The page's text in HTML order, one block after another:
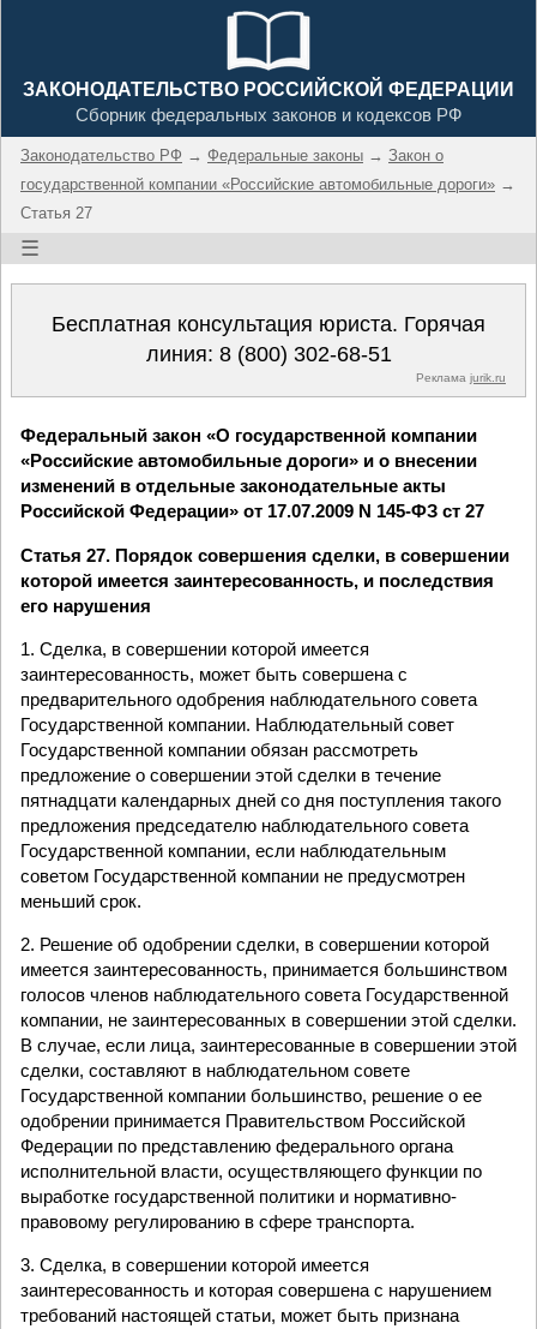
ЗАКОНОДАТЕЛЬСТВО РОССИЙСКОЙ ФЕДЕРАЦИИ
Сборник федеральных законов и кодексов РФ
Законодательство РФ → Федеральные законы → Закон о
государственной компании «Российские автомобильные дороги» →
Статья 27
☰
Бесплатная консультация юриста. Горячая
линия: 8 (800) 302-68-51
Реклама jurik.ru
Федеральный закон «О государственной компании
«Российские автомобильные дороги» и о внесении
изменений в отдельные законодательные акты
Российской Федерации» от 17.07.2009 N 145-ФЗ ст 27
Статья 27. Порядок совершения сделки, в совершении
которой имеется заинтересованность, и последствия
его нарушения
1. Сделка, в совершении которой имеется
заинтересованность, может быть совершена с
предварительного одобрения наблюдательного совета
Государственной компании. Наблюдательный совет
Государственной компании обязан рассмотреть
предложение о совершении этой сделки в течение
пятнадцати календарных дней со дня поступления такого
предложения председателю наблюдательного совета
Государственной компании, если наблюдательным
советом Государственной компании не предусмотрен
меньший срок.
2. Решение об одобрении сделки, в совершении которой
имеется заинтересованность, принимается большинством
голосов членов наблюдательного совета Государственной
компании, не заинтересованных в совершении этой сделки.
В случае, если лица, заинтересованные в совершении этой
сделки, составляют в наблюдательном совете
Государственной компании большинство, решение о ее
одобрении принимается Правительством Российской
Федерации по представлению федерального органа
исполнительной власти, осуществляющего функции по
выработке государственной политики и нормативно-
правовому регулированию в сфере транспорта.
3. Сделка, в совершении которой имеется
заинтересованность и которая совершена с нарушением
требований настоящей статьи, может быть признана